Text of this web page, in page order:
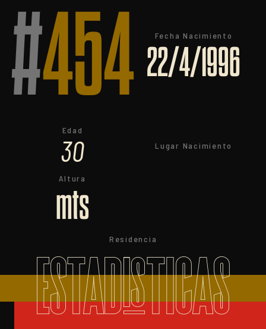
#454 Fecha Nacimiento
22/4/1996
Edad
30 Lugar Nacimiento
Altura
mts
Residencia
ESTADISTICAS